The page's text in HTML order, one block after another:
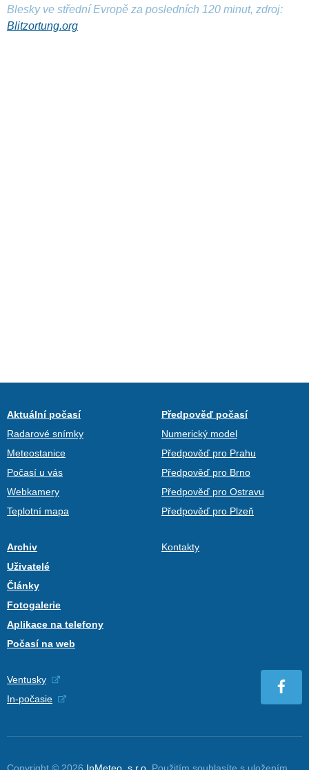
Blesky ve střední Evropě za posledních 120 minut, zdroj:
Blitzortung.org
Aktuální počasí
Radarové snímky
Meteostanice
Počasí u vás
Webkamery
Teplotní mapa
Předpověď počasí
Numerický model
Předpověď pro Prahu
Předpověď pro Brno
Předpověď pro Ostravu
Předpověď pro Plzeň
Archiv
Uživatelé
Články
Fotogalerie
Aplikace na telefony
Počasí na web
Kontakty
Ventusky
In-počasie
Copyright © 2026 InMeteo, s.r.o. Použitím souhlasíte s uložením